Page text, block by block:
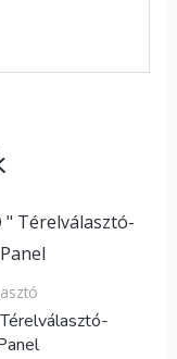
Térelválasztó-